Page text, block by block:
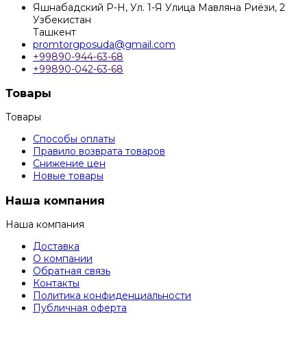
Яшнабадский Р-Н, Ул. 1-Я Улица Мавляна Риёзи, 2
Узбекистан
Ташкент
promtorgposuda@gmail.com
+99890-944-63-68
+99890-042-63-68
Товары
Товары
Способы оплаты
Правило возврата товаров
Снижение цен
Новые товары
Наша компания
Наша компания
Доставка
О компании
Обратная связь
Контакты
Политика конфиденциальности
Публичная оферта